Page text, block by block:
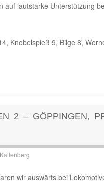
auf lautstarke Unterstützung
Knobelspieß 9, Bilge 8,
2 – GÖPPINGEN,
wir auswärts bei